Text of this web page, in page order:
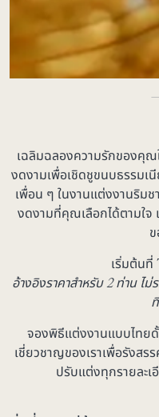
เฉลิมฉลองความรักของคุ
งดงามเพื่อเชิดชูขนบธรรมเ
เพื่อน ๆ ในงานแต่งงานริม
งดงามที่คุณเลือกได้ตามใจ
เริ่มต้นที่
อ้างอิงราคาสำหรับ 2 ท่าน ไม่
จองพิธีแต่งงานแบบไทย
เชี่ยวชาญของเราเพื่อรังส
ปรับแต่งทุกรายละ